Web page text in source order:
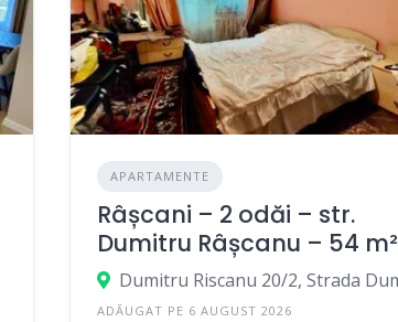
APARTAMENTE
Râșcani – 2 odăi – str.
Dumitru Râșcanu – 54 m²
ADĂUGAT PE 6 AUGUST 2026